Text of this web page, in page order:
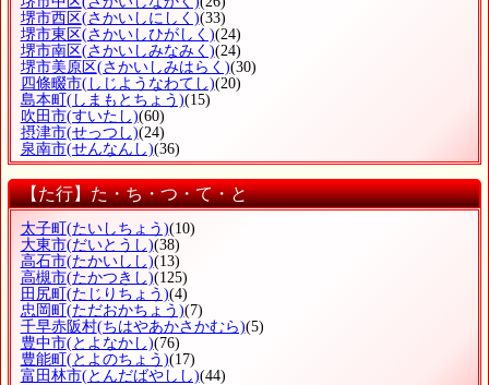
堺市西区(さかいしにしく)(33)
堺市東区(さかいしひがしく)(24)
堺市南区(さかいしみなみく)(24)
堺市美原区(さかいしみはらく)(30)
四條畷市(しじようなわてし)(20)
島本町 (しまもとちょう)(15)
吹田市(すいたし)(60)
摂津市(せっつし)(24)
泉南市(せんなんし)(36)
【た行】た・ち・つ・て・と
太子町(たいしちょう)(10)
大東市(だいとうし)(38)
高石市(たかいしし)(13)
高槻市(たかつきし)(125)
田尻町(たじりちょう)(4)
忠岡町(ただおかちょう)(7)
千早赤阪村(ちはやあかさかむら)(5)
豊中市(とよなかし)(76)
豊能町(とよのちょう)(17)
富田林市(とんだばやしし)(44)